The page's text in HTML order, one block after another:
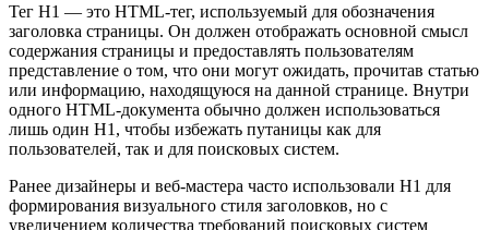
Тег H1 — это HTML-тег, используемый для обозначения
заголовка страницы. Он должен отображать основной смысл
содержания страницы и предоставлять пользователям
представление о том, что они могут ожидать, прочитав статью
или информацию, находящуюся на данной странице. Внутри
одного HTML-документа обычно должен использоваться
лишь один H1, чтобы избежать путаницы как для
пользователей, так и для поисковых систем.
Ранее дизайнеры и веб-мастера часто использовали H1 для
формирования визуального стиля заголовков, но с
увеличением количества требований поисковых систем